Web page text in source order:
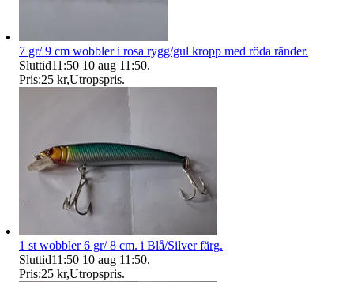
7 gr/ 9 cm wobbler i rosa rygg/gul kropp med röda ränder.
Sluttid11:50 10 aug 11:50.
Pris:25 kr,Utropspris.
1 st wobbler 6 gr/ 8 cm. i Blå/Silver färg.
Sluttid11:50 10 aug 11:50.
Pris:25 kr,Utropspris.